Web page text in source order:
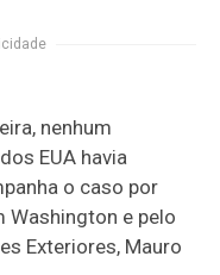
nenhum
EUA havia
o caso por
Washington e pelo
Exteriores, Mauro